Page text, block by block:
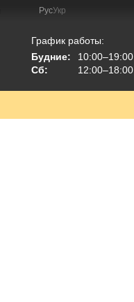
РусУкр
График работы:
Будние:
10:00–19:00
Сб:
12:00–18:00